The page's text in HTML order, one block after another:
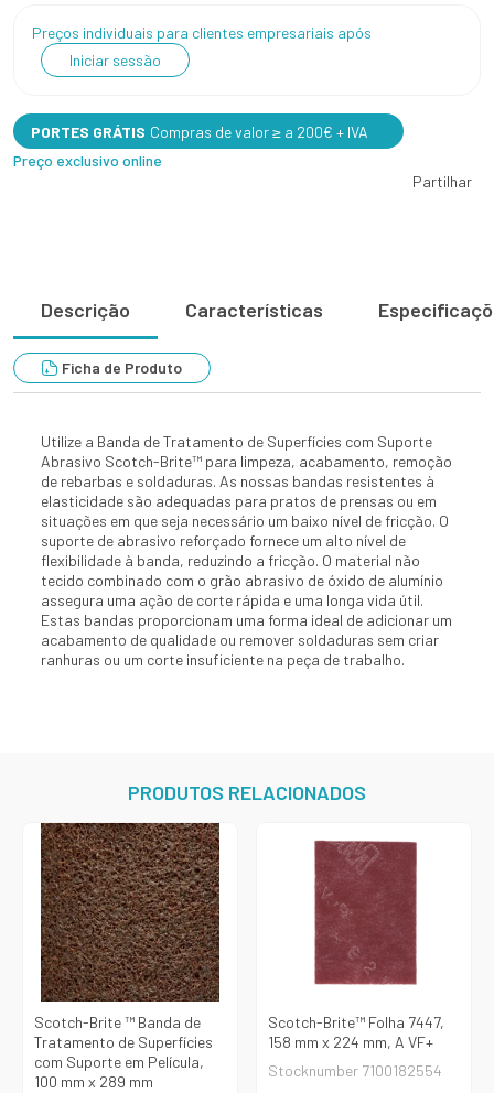
Preços individuais para clientes empresariais após
Iniciar sessão
PORTES GRÁTIS Compras de valor ≥ a 200€ + IVA
Preço exclusivo online
Partilhar
Descrição Características
Ficha de Produto
Utilize a Banda de Tratamento de Superfícies com Suporte
Abrasivo Scotch-Brite™ para limpeza, acabamento, remoção
de rebarbas e soldaduras. As nossas bandas resistentes à
elasticidade são adequadas para pratos de prensas ou em
situações em que seja necessário um baixo nível de fricção. O
suporte de abrasivo reforçado fornece um alto nível de
flexibilidade à banda, reduzindo a fricção. O material não
tecido combinado com o grão abrasivo de óxido de alumínio
assegura uma ação de corte rápida e uma longa vida útil.
Estas bandas proporcionam uma forma ideal de adicionar um
acabamento de qualidade ou remover soldaduras sem criar
ranhuras ou um corte insuficiente na peça de trabalho.
PRODUTOS RELACIONADOS
Scotch-Brite ™ Banda de
Tratamento de Superfícies
com Suporte em Película,
100 mm x 289 mm
Scotch-Brite™ Folha 7447,
158 mm x 224 mm, A VF+
Stocknumber 7100182554